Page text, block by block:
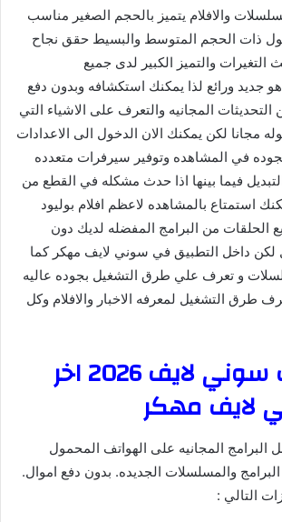
والافلام يتميز بالحجم الصغير مناسب
ذات الحجم المتوسط والبسيط حقق نجاح
والتميز الكبير لدى جميع
جديد ورائع لذا يمكنك استكشافه وبدون دفع
التحديثات المجانيه والتعرف على الاشياء التي
مجانا لكن يمكنك الان الدخول الى الاعدادات
في المشاهده وتوفير سيرفرات متعدده
فيما بينها اذا حدث مشكله في القطع من
استمتاع بالمشاهده لاعظم افلام بوليود
الحلقات من البرامج المفضله لديك دون
لكن داخل التطبيق في سوني لايف مهكر كما
و تعرف علي طرق التشغيل بجوده عاليه
طرق التشغيل لمعرفه الاخبار والافلام وكل
ابرز مميزات سوني لايف 2026 اخر
لايف مهكر
المجانيه على الهواتف المحمول
والمسلسلات الجديده. بدون دفع اموال.
التالي :